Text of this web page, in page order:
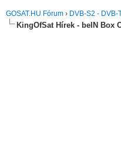
GOSAT.HU Fórum › DVB-S2 - DVB-
KingOfSat Hírek - beIN Box